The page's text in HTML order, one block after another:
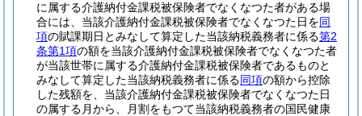
に属する介護納付金課税被保険者でなくなつた者がある場
合には、当該介護納付金課税被保険者でなくなつた日を同
項の賦課期日とみなして算定した当該納税義務者に係る第2
条第1項の額を当該介護納付金課税被保険者でなくなつた者
が当該世帯に属する介護納付金課税被保険者であるものと
みなして算定した当該納税義務者に係る同項の額から控除
した残額を、当該介護納付金課税被保険者でなくなつた日
の属する月から、月割をもつて当該納税義務者の国民健康